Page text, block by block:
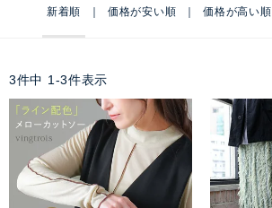
新着順 価格が安い順 価格が高い順
3件中 1 -3件表示